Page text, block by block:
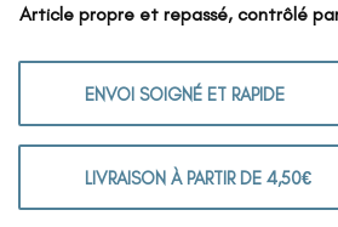
Article propre et repassé, contrôlé
ENVOI SOIGNÉ ET RAPIDE
LIVRAISON À PARTIR DE 4,50€